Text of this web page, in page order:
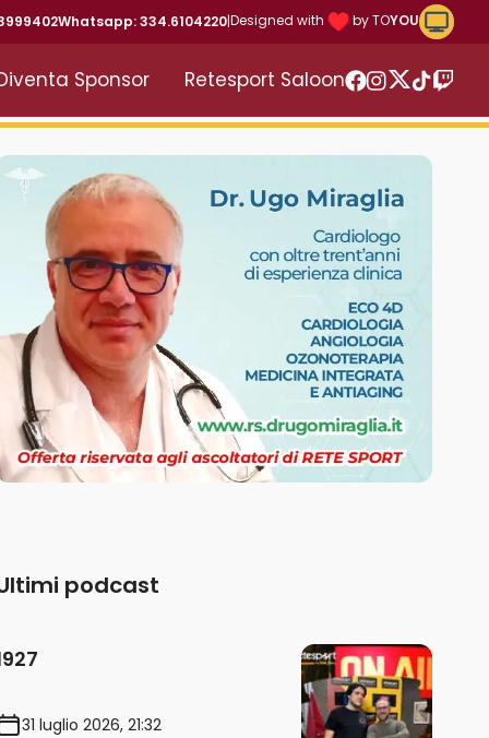
Whatsapp: 334.6104220|Designed with by TOYOU
Sponsor
Retesport Saloon
Twitter
podcast
31 luglio 2026, 21:32